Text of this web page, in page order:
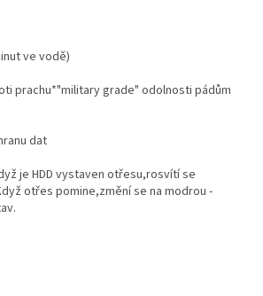
ve vodě)
prachu*"military grade" odolnosti pádům
dat
je HDD vystaven otřesu,rosvítí se
otřes pomine,změní se na modrou -